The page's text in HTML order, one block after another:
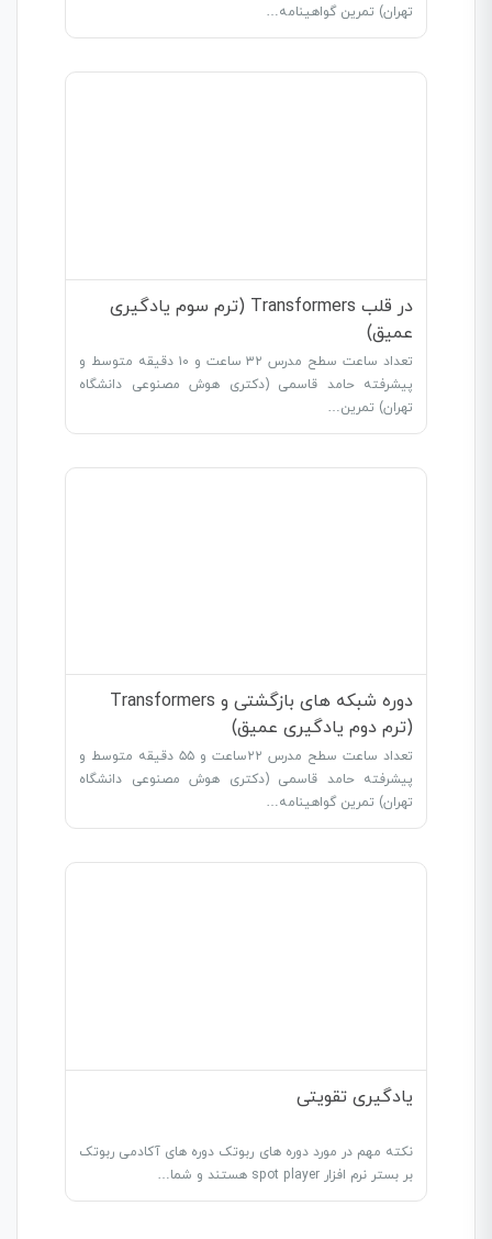
تهران) تمرین گواهینامه…
در قلب Transformers (ترم سوم یادگیری
عمیق)
تعداد ساعت سطح مدرس ۳۲ ساعت و ۱۰ دقیقه متوسط و
پیشرفته حامد قاسمی (دکتری هوش مصنوعی دانشگاه
تهران) تمرین…
دوره شبکه های بازگشتی و Transformers
(ترم دوم یادگیری عمیق)
تعداد ساعت سطح مدرس ۲۲ساعت و ۵۵ دقیقه متوسط و
پیشرفته حامد قاسمی (دکتری هوش مصنوعی دانشگاه
تهران) تمرین گواهینامه…
یادگیری تقویتی
نکته مهم در مورد دوره های ربوتک دوره های آکادمی ربوتک
بر بستر نرم افزار spot player هستند و شما…